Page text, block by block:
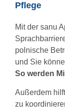
Pflege
Mit der sanu
polnische
und Sie
So werden
Außerdem
zu